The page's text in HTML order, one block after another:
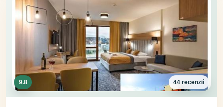
9.8 44 recenzií